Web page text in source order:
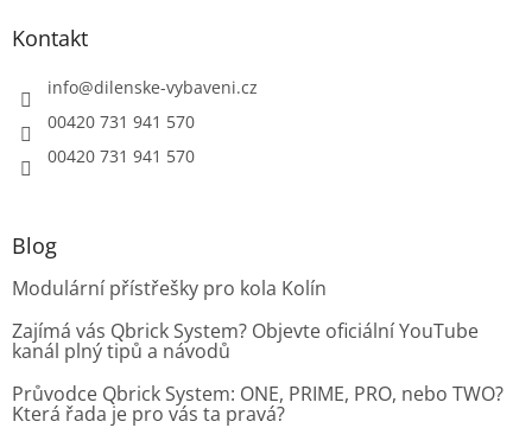
Kontakt
info@dilenske-vybaveni.cz
00420 731 941 570
00420 731 941 570
Blog
Modulární přístřešky pro kola Kolín
Zajímá vás Qbrick System? Objevte oficiální YouTube
kanál plný tipů a návodů
Průvodce Qbrick System: ONE, PRIME, PRO, nebo TWO?
Která řada je pro vás ta pravá?